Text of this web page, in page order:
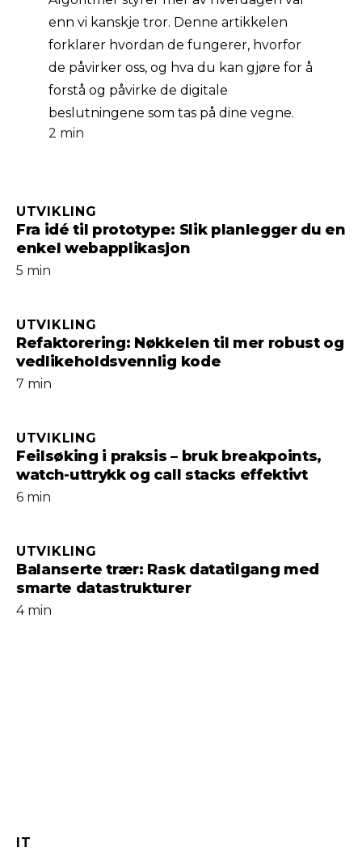
2 min
enn vi kanskje tror. Denne artikkelen
forklarer hvordan de fungerer, hvorfor
de påvirker oss, og hva du kan gjøre for å
forstå og påvirke de digitale
beslutningene som tas på dine vegne.
Fra idé til prototype: Slik planlegger du en
enkel webapplikasjon
UTVIKLING
5 min
Refaktorering: Nøkkelen til mer robust og
vedlikeholdsvennlig kode
UTVIKLING
7 min
Feilsøking i praksis – bruk breakpoints,
watch-uttrykk og call stacks effektivt
UTVIKLING
6 min
Balanserte trær: Rask data­tilgang med
smarte datastrukturer
UTVIKLING
4 min
IT